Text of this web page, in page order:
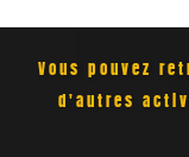
Vous pouvez
d'autres